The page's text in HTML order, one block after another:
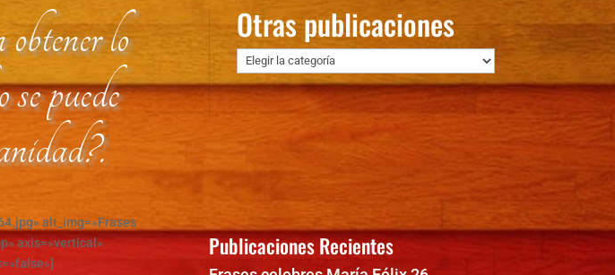
lo
puede
alt_img=»Frases
axis=»vertical»
Otras publicaciones
Otras
publicaciones
Publicaciones Recientes